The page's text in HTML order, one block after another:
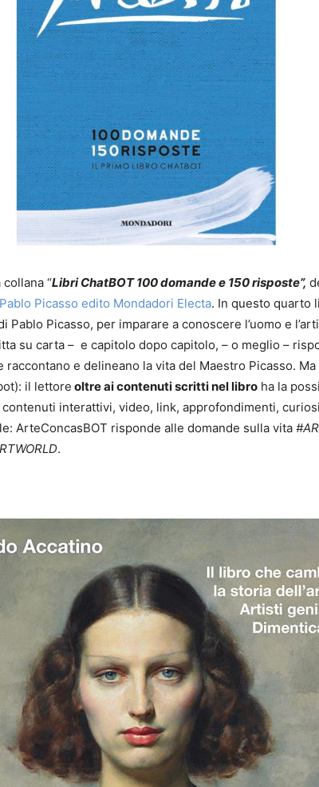
“Libri ChatBOT 100 domande e 150 risposte”,
Picasso edito Mondadori Electa. In questo quarto
Picasso, per imparare a conoscere l’uomo e
su carta – e capitolo dopo capitolo, – o meglio –
e delineano la vita del Maestro Picasso.
il lettore oltre ai contenuti scritti nel libro ha la
interattivi, video, link, approfondimenti,
ArteConcasBOT risponde alle domande sulla vita
.